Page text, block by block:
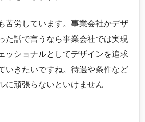
苦労しています。事業会社かデザ
た話で言うなら事業会社では実現
ッショナルとしてデザインを追求
いきたいですね。待遇や条件など
に頑張らないといけません